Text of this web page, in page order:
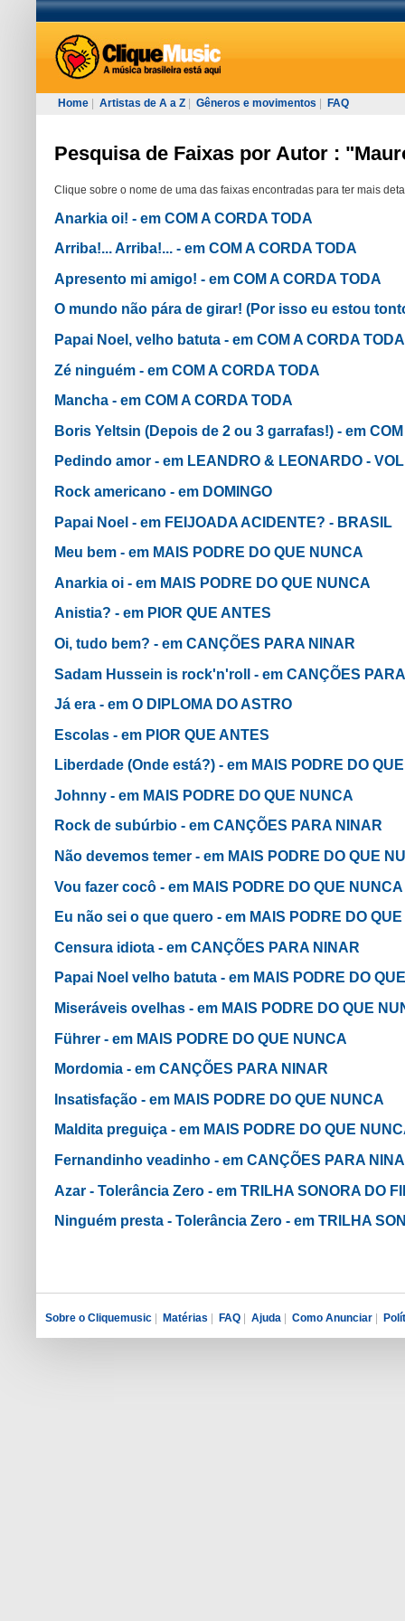
Home Artistas de A a Z Gêneros e movimentos FAQ
Pesquisa de Faixas por Autor :
Clique sobre o nome de uma das faixas encontradas para ter mais
Anarkia oi! - em COM A CORDA TODA
Arriba!... Arriba!... - em COM A CORDA TODA
Apresento mi amigo! - em COM A CORDA TODA
O mundo não pára de girar! (Por isso eu estou
Papai Noel, velho batuta - em COM A CORDA TODA
Zé ninguém - em COM A CORDA TODA
Mancha - em COM A CORDA TODA
Boris Yeltsin (Depois de 2 ou 3 garrafas!) - em
Pedindo amor - em LEANDRO & LEONARDO -
Rock americano - em DOMINGO
Papai Noel - em FEIJOADA ACIDENTE? - BRASIL
Meu bem - em MAIS PODRE DO QUE NUNCA
Anarkia oi - em MAIS PODRE DO QUE NUNCA
Anistia? - em PIOR QUE ANTES
Oi, tudo bem? - em CANÇÕES PARA NINAR
Sadam Hussein is rock'n'roll - em CANÇÕES
Já era - em O DIPLOMA DO ASTRO
Escolas - em PIOR QUE ANTES
Liberdade (Onde está?) - em MAIS PODRE DO
Johnny - em MAIS PODRE DO QUE NUNCA
Rock de subúrbio - em CANÇÕES PARA NINAR
Não devemos temer - em MAIS PODRE DO QUE
Vou fazer cocô - em MAIS PODRE DO QUE NUNCA
Eu não sei o que quero - em MAIS PODRE DO
Censura idiota - em CANÇÕES PARA NINAR
Papai Noel velho batuta - em MAIS PODRE DO
Miseráveis ovelhas - em MAIS PODRE DO QUE
Führer - em MAIS PODRE DO QUE NUNCA
Mordomia - em CANÇÕES PARA NINAR
Insatisfação - em MAIS PODRE DO QUE NUNCA
Maldita preguiça - em MAIS PODRE DO QUE
Fernandinho veadinho - em CANÇÕES PARA
Azar - Tolerância Zero - em TRILHA SONORA DO
Ninguém presta - Tolerância Zero - em TRILHA
Sobre o Cliquemusic Matérias FAQ Ajuda Como Anunciar